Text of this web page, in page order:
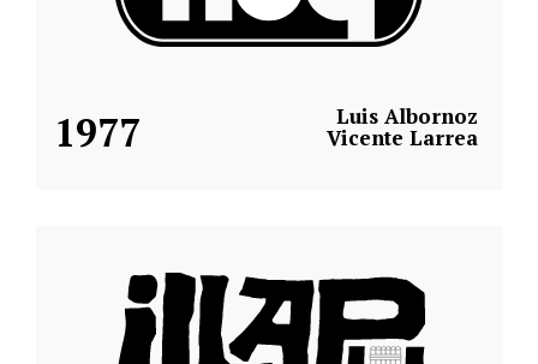
1977 Luis Albornoz
Vicente Larrea